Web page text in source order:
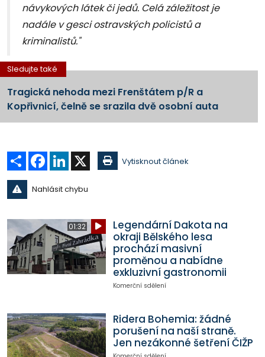
návykových látek či jedů. Celá záležitost je
nadále v gesci ostravských policistů a
kriminalistů."
Sledujte také
Tragická nehoda mezi Frenštátem p/R a
Kopřivnicí, čelně se srazila dvě osobní auta
Sdílet Facebook
LinkedIn Vytisknout článek
Nahlásit chybu
01:32
Legendární Dakota na
okraji Bělského lesa
prochází masivní
proměnou a nabídne
exkluzivní gastronomii
Komerční sdělení
Ridera Bohemia: žádné
porušení na naší straně.
Jen nezákonné šetření ČIŽP